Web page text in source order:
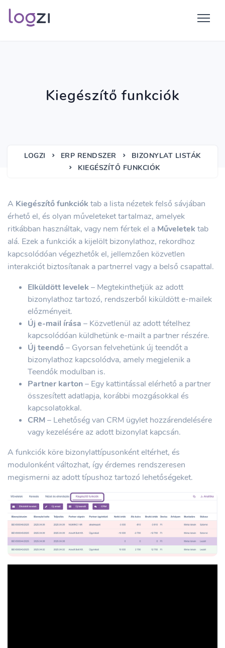
Kiegészítő funkciók
LOGZI ERP RENDSZER
BIZONYLAT LISTÁK
KIEGÉSZÍTŐ FUNKCIÓK
A Kiegészítő funkciók tab a lista nézetek felső sávjában
érhető el, és olyan műveleteket tartalmaz, amelyek
ritkábban használtak, vagy nem fértek el a Műveletek tab
alá. Ezek a funkciók a kijelölt bizonylathoz, rekordhoz
kapcsolódóan végezhetők el, jellemzően közvetlen
interakciót biztosítanak a partnerrel vagy a belső csapattal.
Elküldött levelek – Megtekinthetjük az adott
bizonylathoz tartozó, rendszerből kiküldött e-mailek
előzményeit.
Új e-mail írása – Közvetlenül az adott tételhez
kapcsolódóan küldhetünk e-mailt a partner részére.
Új teendő– Gyorsan felvehetünk új teendőt a
bizonylathoz kapcsolódva, amely megjelenik a
Teendők modulban is.
Partner karton– Egy kattintással elérhető a partner
összesített adatlapja, korábbi mozgásokkal és
kapcsolatokkal.
CRM– Lehetőség van CRM ügylet hozzárendelésére
vagy kezelésére az adott bizonylat kapcsán.
A funkciók köre bizonylattípusonként eltérhet, és
modulonként változhat, így érdemes rendszeresen
megismerni az adott típushoz tartozó lehetőségeket.